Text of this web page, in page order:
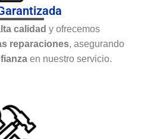
calidad y ofrecemos
reparaciones, asegurando
en nuestro servicio.